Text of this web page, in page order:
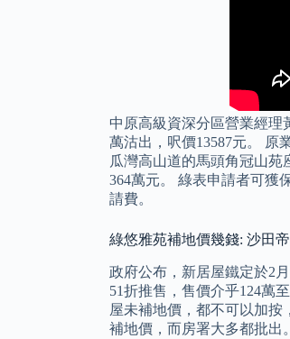
中原高級資深分區營業經理
萬沽出，呎價13587元。 原
瓜灣高山道的馬頭角冠山苑
364萬元。 綠表申請者可獲
請費。
綠悠雅苑補地價幾錢: 沙田
政府公布，新居屋鐵定於2
51折推售，售價介乎124萬
屋未補地價，都不可以加
補地價，而房署大多都批出